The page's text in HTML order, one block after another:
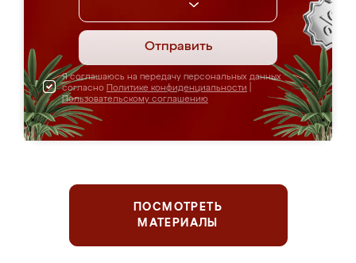
Отправить
Я соглашаюсь на передачу персональных данных
согласно Политике конфиденциальности
Пользовательскому соглашению
ПОСМОТРЕТЬ
МАТЕРИАЛЫ